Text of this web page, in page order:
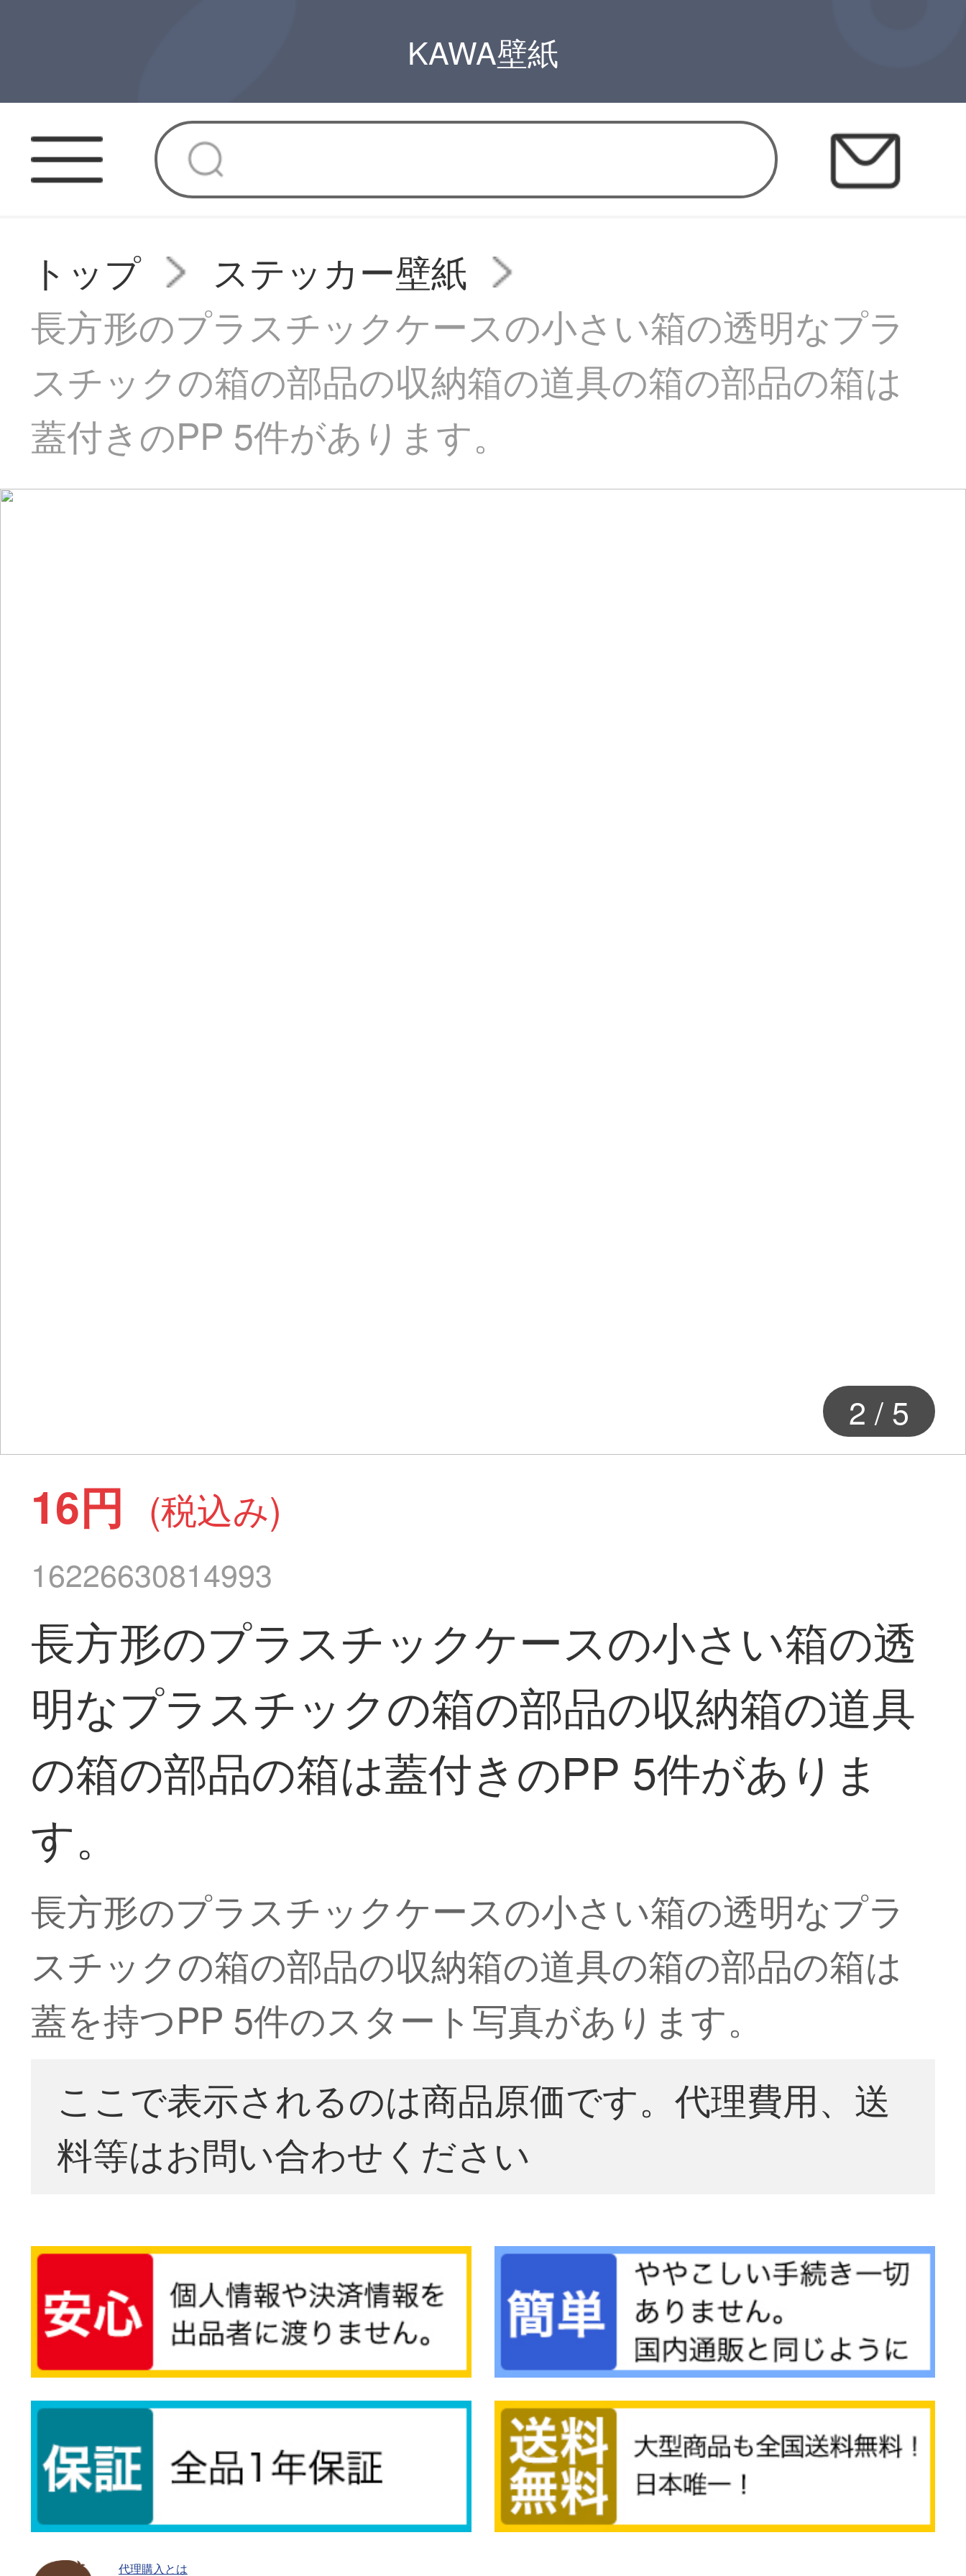
KAWA壁紙
トップ
ステッカー壁紙
長方形のプラスチックケースの小さい箱の透明なプラ
スチックの箱の部品の収納箱の道具の箱の部品の箱は
蓋付きのPP 5件があります。
2 / 5
16円 (税込み)
16226630814993
長方形のプラスチックケースの小さい箱の透
明なプラスチックの箱の部品の収納箱の道具
の箱の部品の箱は蓋付きのPP 5件がありま
す。
長方形のプラスチックケースの小さい箱の透明なプラ
スチックの箱の部品の収納箱の道具の箱の部品の箱は
蓋を持つPP 5件のスタート写真があります。
ここで表示されるのは商品原価です。代理費用、送
料等はお問い合わせください
代理購入とは